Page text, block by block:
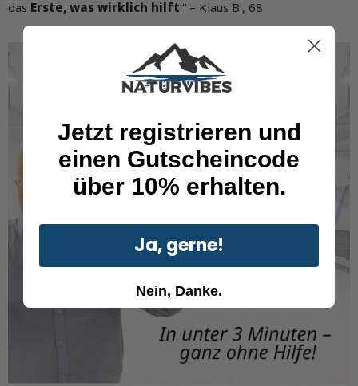
das Erste, was wirklich hilft.“ – Klaus B., 68
Jetzt registrieren und
einen Gutscheincode
über 10% erhalten.
Ja, gerne!
Nein, Danke.